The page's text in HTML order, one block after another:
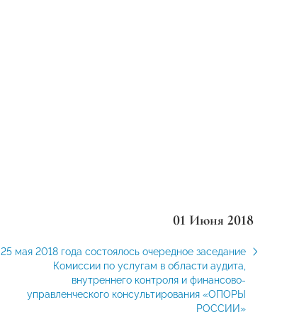
01 Июня 2018
25 мая 2018 года состоялось очередное заседание
Комиссии по услугам в области аудита,
внутреннего контроля и финансово-
управленческого консультирования «ОПОРЫ
РОССИИ»